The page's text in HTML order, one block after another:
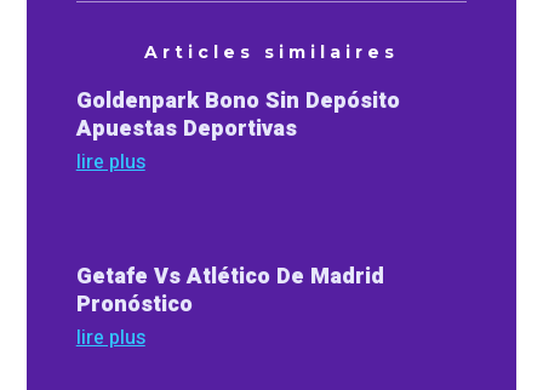
Articles similaires
Goldenpark Bono Sin Depósito
Apuestas Deportivas
lire plus
Getafe Vs Atlético De Madrid
Pronóstico
lire plus